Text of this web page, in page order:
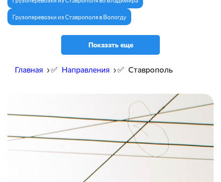
Грузоперевозки из Ставрополя в Вологду
Показать еще
Главная › ✅ Направления › ✅ Ставрополь